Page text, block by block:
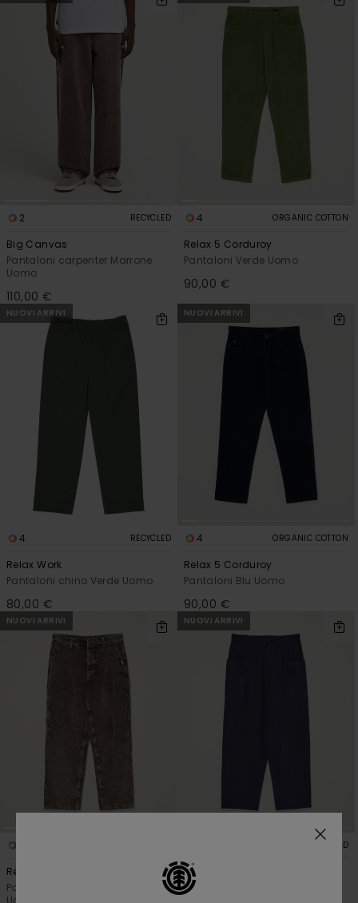
2 RECYCLED
Big Canvas
Pantaloni carpenter Marrone
Uomo
110,00 €
4 ORGANIC COTTON
Relax 5 Corduroy
Pantaloni Verde Uomo
90,00 €
NUOVI ARRIVI
4 RECYCLED
Relax Work
Pantaloni chino Verde Uomo
80,00 €
NUOVI ARRIVI
4 ORGANIC COTTON
Relax 5 Corduroy
Pantaloni Blu Uomo
90,00 €
NUOVI ARRIVI
Relax Carpenter Washed
Pantaloni di Velluto Marrone
Uomo
NUOVI ARRIVI
RECYCLED
Esp Sequence Cargo
Pantaloni Cargo Blu Uomo